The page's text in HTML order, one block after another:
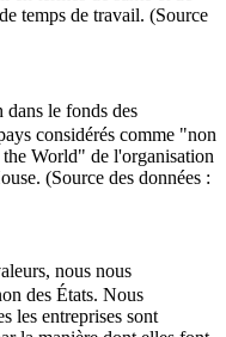
temps de travail. (Source
le fonds des
considérés comme "non
World" de l'organisation
(Source des données :
nous nous
des États. Nous
les entreprises sont